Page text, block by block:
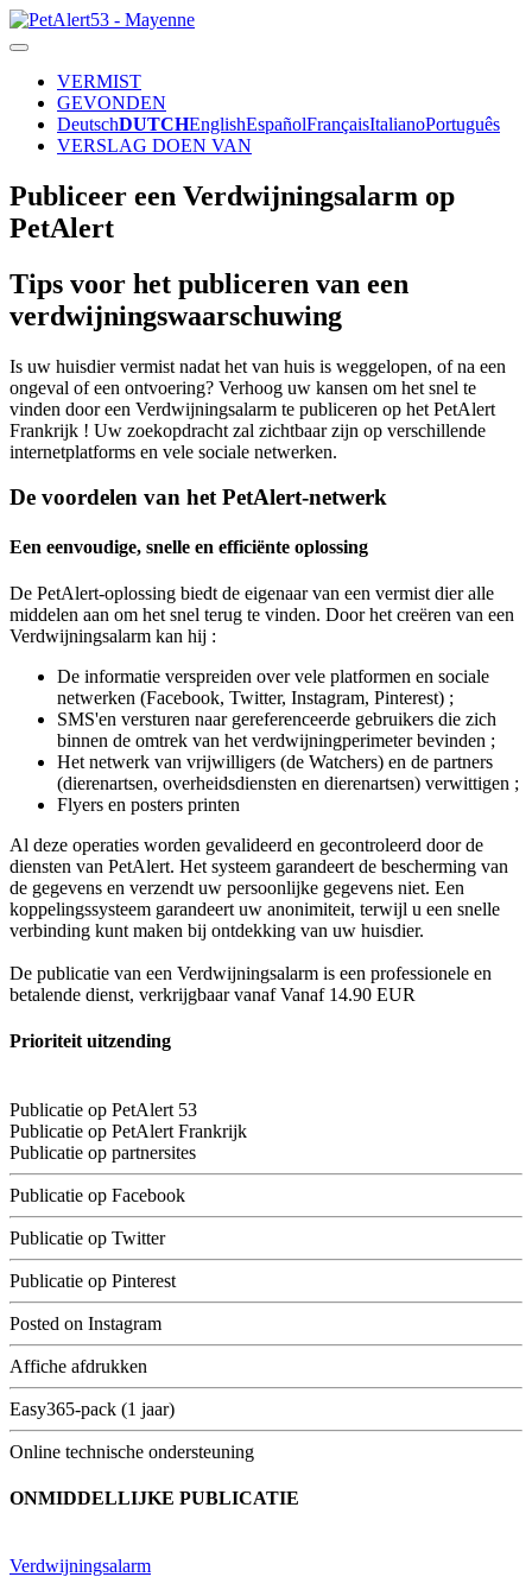
VERMIST
GEVONDEN
DeutschDUTCHEnglishEspañolFrançaisItalianoPortuguês
VERSLAG DOEN VAN
Publiceer een Verdwijningsalarm op
PetAlert
Tips voor het publiceren van een
verdwijningswaarschuwing
Is uw huisdier vermist nadat het van huis is weggelopen, of na een
ongeval of een ontvoering? Verhoog uw kansen om het snel te
vinden door een Verdwijningsalarm te publiceren op het PetAlert
Frankrijk ! Uw zoekopdracht zal zichtbaar zijn op verschillende
internetplatforms en vele sociale netwerken.
De voordelen van het PetAlert-netwerk
Een eenvoudige, snelle en efficiënte oplossing
De PetAlert-oplossing biedt de eigenaar van een vermist dier alle
middelen aan om het snel terug te vinden. Door het creëren van een
Verdwijningsalarm kan hij :
De informatie verspreiden over vele platformen en sociale
netwerken (Facebook, Twitter, Instagram, Pinterest) ;
SMS'en versturen naar gereferenceerde gebruikers die zich
binnen de omtrek van het verdwijningperimeter bevinden ;
Het netwerk van vrijwilligers (de Watchers) en de partners
(dierenartsen, overheidsdiensten en dierenartsen) verwittigen ;
Flyers en posters printen
Al deze operaties worden gevalideerd en gecontroleerd door de
diensten van PetAlert. Het systeem garandeert de bescherming van
de gegevens en verzendt uw persoonlijke gegevens niet. Een
koppelingssysteem garandeert uw anonimiteit, terwijl u een snelle
verbinding kunt maken bij ontdekking van uw huisdier.
De publicatie van een Verdwijningsalarm is een professionele en
betalende dienst, verkrijgbaar vanaf Vanaf 14.90 EUR
Prioriteit uitzending
Publicatie op PetAlert 53
Publicatie op PetAlert Frankrijk
Publicatie op partnersites
Publicatie op Facebook
Publicatie op Twitter
Publicatie op Pinterest
Posted on Instagram
Affiche afdrukken
Easy365-pack (1 jaar)
Online technische ondersteuning
ONMIDDELLIJKE PUBLICATIE
Verdwijningsalarm